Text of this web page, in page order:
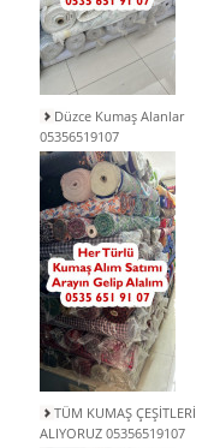
Düzce Kumaş Alanlar
05356519107
TÜM KUMAŞ ÇEŞİTLERİ
ALIYORUZ 05356519107